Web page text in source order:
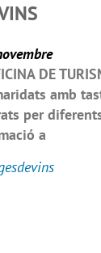
DE
amb
per
a